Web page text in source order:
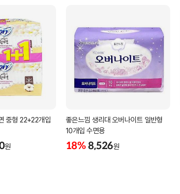
중형 22+22개입
원
좋은느낌 생리대 오버나이트 일반형
10개입 수면용
18% 8,526원